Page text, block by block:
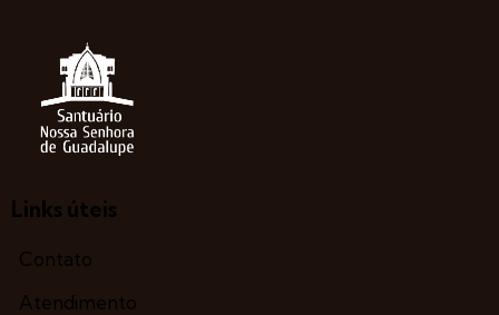
Links úteis
Contato
Atendimento